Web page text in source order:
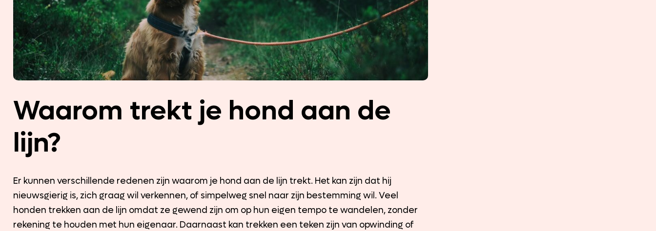
Waarom trekt je hond aan de
lijn?
Er kunnen verschillende redenen zijn waarom je hond aan de lijn trekt. Het kan zijn dat hij
nieuwsgierig is, zich graag wil verkennen, of simpelweg snel naar zijn bestemming wil. Veel
honden trekken aan de lijn omdat ze gewend zijn om op hun eigen tempo te wandelen, zonder
rekening te houden met hun eigenaar. Daarnaast kan trekken een teken zijn van opwinding of